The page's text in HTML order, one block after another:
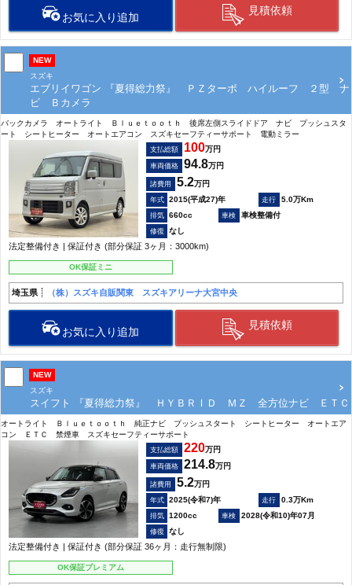
お気に入り追加
見積依頼
NEW
スズキ
エブリイワゴン 『夏得総力祭』 ＰＺターボ ハイルーフ ２型 ナ
ビ Ｂカメラ
バックカメラ オートライト Ｂｌｕｅｔｏｏｔｈ 後席左側スライドドア ナビ プッシュスタ
ート シートヒーター オートエアコン スズキセーフティーサポート 電動ミラー
支払総額 100万円
車両価格 94.8万円
諸費用 5.2万円
2015(平成27)年
5.0万Km
660cc
車検整備付
なし
法定整備付き | 保証付き (部分保証 3ヶ月：3000km)
OK保証ミニ
埼玉県 （株）スズキ自販関東 スズキアリーナ大宮中央
お気に入り追加
見積依頼
NEW
スズキ
スイフト 『夏得総力祭』 ＨＹＢＲＩＤ ＭＺ 全方位ナビ ＥＴＣ
オートライト Ｂｌｕｅｔｏｏｔｈ 純正ナビ プッシュスタート シートヒーター オートエア
コン ＥＴＣ 禁煙車 スズキセーフティーサポート
支払総額 220万円
車両価格 214.8万円
諸費用 5.2万円
2025(令和7)年
0.3万Km
1200cc
2028(令和10)年07月
なし
法定整備付き | 保証付き (部分保証 36ヶ月：走行無制限)
OK保証プレミアム